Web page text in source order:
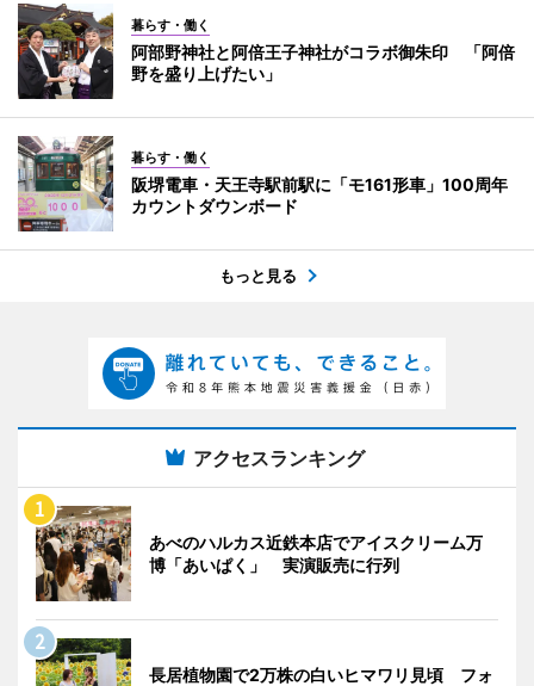
暮らす・働く
阿部野神社と阿倍王子神社がコラボ御朱印 「阿倍
野を盛り上げたい」
暮らす・働く
阪堺電車・天王寺駅前駅に「モ161形車」100周年
カウントダウンボード
もっと見る
アクセスランキング
あべのハルカス近鉄本店でアイスクリーム万
博「あいぱく」 実演販売に行列
長居植物園で2万株の白いヒマワリ見頃 フォ